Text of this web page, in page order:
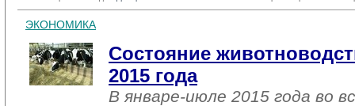
ЭКОНОМИКА
Состояние
2015 года
В январе-июле 2015 года во